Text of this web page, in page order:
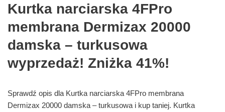
Kurtka narciarska 4FPro
membrana Dermizax 20000
damska – turkusowa
wyprzedaż! Zniżka 41%!
Sprawdź opis dla Kurtka narciarska 4FPro membrana
Dermizax 20000 damska – turkusowa i kup taniej. Kurtka